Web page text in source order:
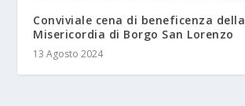
Conviviale cena di beneficenza della
Misericordia di Borgo San Lorenzo
13 Agosto 2024